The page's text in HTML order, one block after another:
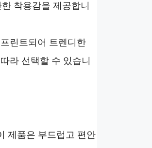
착용감을 제공합니
린트되어 트렌디한
라 선택할 수 있습니
제품은 부드럽고 편안